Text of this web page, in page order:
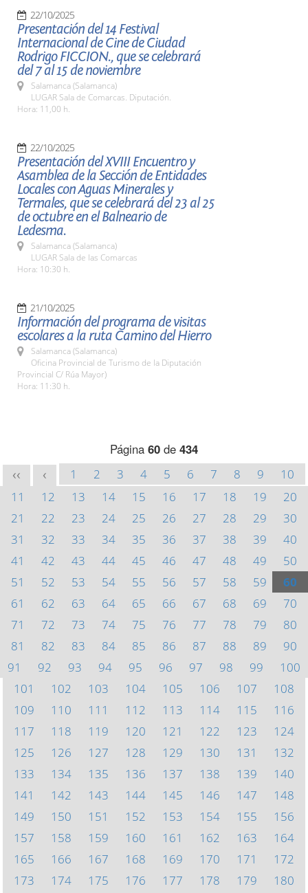
22/10/2025
Presentación del 14 Festival
Internacional de Cine de Ciudad
Rodrigo FICCION., que se celebrará
del 7 al 15 de noviembre
Salamanca (Salamanca)
LUGAR Sala de Comarcas. Diputación.
Hora: 11,00 h.
22/10/2025
Presentación del XVIII Encuentro y
Asamblea de la Sección de Entidades
Locales con Aguas Minerales y
Termales, que se celebrará del 23 al 25
de octubre en el Balneario de
Ledesma.
Salamanca (Salamanca)
LUGAR Sala de las Comarcas
Hora: 10:30 h.
21/10/2025
Información del programa de visitas
escolares a la ruta Camino del Hierro
Salamanca (Salamanca)
Oficina Provincial de Turismo de la Diputación
Provincial C/ Rúa Mayor)
Hora: 11:30 h.
Página 60 de 434
<< < 1 2 3 4 5 6 7 8 9
10
11
12 13 14 15 16 17 18 19
20
21
22 23 24 25 26 27 28 29
30
31
32 33 34 35 36 37 38 39
40
41
42 43 44 45 46 47 48 49
50
51
52 53 54 55 56 57 58 59
60
61
62 63 64 65 66 67 68 69
70
71
72 73 74 75 76 77 78 79
80
81
82 83 84 85 86 87 88 89
90
91
92 93 94 95 96 97 98 99
100
101
102 103 104 105 106 107
108
109
110 111 112 113 114 115
116
117
118 119 120 121 122 123
124
125
126 127 128 129 130 131
132
133
134 135 136 137 138 139
140
141
142 143 144 145 146 147
148
149
150 151 152 153 154 155
156
157
158 159 160 161 162 163
164
165
166 167 168 169 170 171
172
173
174 175 176 177 178 179
180